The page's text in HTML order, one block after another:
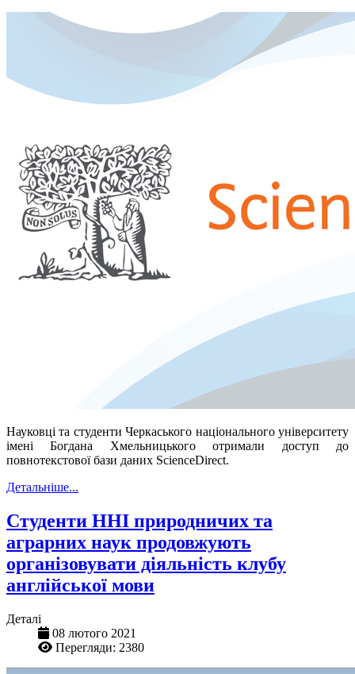
Науковці та студенти Черкаського національного університету
імені Богдана Хмельницького отримали доступ до
повнотекстової бази даних ScienceDirect.
Детальніше...
Студенти ННІ природничих та
аграрних наук продовжують
організовувати діяльність клубу
англійської мови
Деталі
08 лютого 2021
Перегляди: 2380